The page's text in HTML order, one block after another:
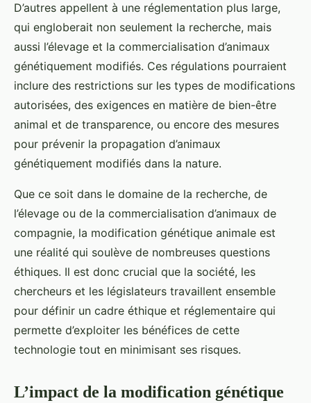
D’autres appellent à une réglementation plus large,
qui engloberait non seulement la recherche, mais
aussi l’élevage et la commercialisation d’animaux
génétiquement modifiés. Ces régulations pourraient
inclure des restrictions sur les types de modifications
autorisées, des exigences en matière de bien-être
animal et de transparence, ou encore des mesures
pour prévenir la propagation d’animaux
génétiquement modifiés dans la nature.
Que ce soit dans le domaine de la recherche, de
l’élevage ou de la commercialisation d’animaux de
compagnie, la modification génétique animale est
une réalité qui soulève de nombreuses questions
éthiques. Il est donc crucial que la société, les
chercheurs et les législateurs travaillent ensemble
pour définir un cadre éthique et réglementaire qui
permette d’exploiter les bénéfices de cette
technologie tout en minimisant ses risques.
L’impact de la modification génétique